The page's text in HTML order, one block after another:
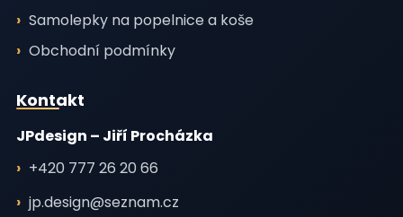
Samolepky na popelnice a koše
Obchodní podmínky
Kontakt
JPdesign – Jiří Procházka
+420 777 26 20 66
jp.design@seznam.cz